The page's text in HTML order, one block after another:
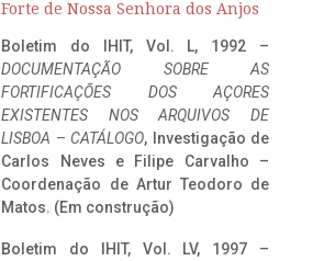
Forte de Nossa Senhora dos Anjos
Boletim do IHIT, Vol. L, 1992 –
DOCUMENTAÇÃO SOBRE AS
FORTIFICAÇÕES DOS AÇORES
EXISTENTES NOS ARQUIVOS DE
LISBOA – CATÁLOGO, Investigação de
Carlos Neves e Filipe Carvalho –
Coordenação de Artur Teodoro de
Matos. (Em construção)
Boletim do IHIT, Vol. LV, 1997 –